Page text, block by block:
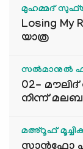
മുഹമ്മദ്
Losing My
യാത്ര
സൽമാനുൽ
02-
നിന്ന്
മഅ്റൂഫ്